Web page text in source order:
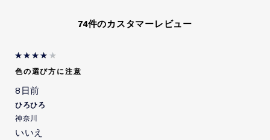
74件のカスタマーレビュー
色の選び方に注意
8日前
ひろひろ
神奈川
いいえ